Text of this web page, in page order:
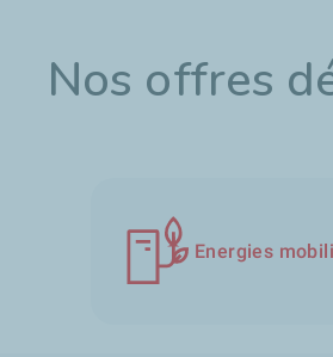
Nos offres
Energies